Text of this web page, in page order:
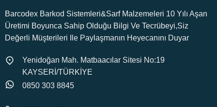
Barcodex Barkod Sistemleri&Sarf Malzemeleri 10 Yılı Aşan
Üretimi Boyunca Sahip Olduğu Bilgi Ve Tecrübeyi,Siz
Değerli Müşterileri Ile Paylaşmanın Heyecanını Duyar
Yenidoğan Mah. Matbaacılar Sitesi No:19
KAYSERİ/TÜRKİYE
0850 303 8845